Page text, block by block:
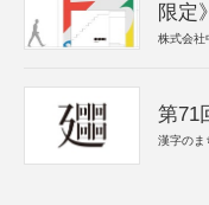
限定》
株式会社
第71
漢字のま